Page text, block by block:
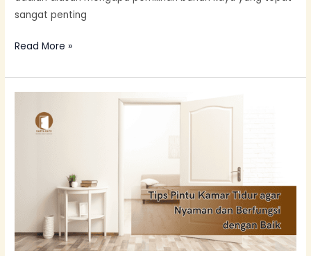
sangat penting
Read More »
Pintu
Kamar
Nyaman
Berfungsi
dengan